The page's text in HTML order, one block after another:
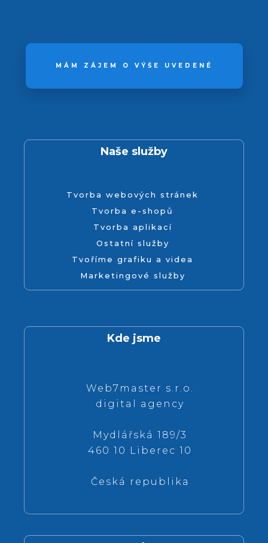
MÁM ZÁJEM O VÝŠE UVEDENÉ
Naše služby
Tvorba webových stránek
Tvorba e-shopů
Tvorba aplikací
Ostatní služby
Tvoříme grafiku a videa
Marketingové služby
Kde jsme
Web7master s.r.o.
digital agency
Mydlářská 189/3
460 10 Liberec 10
Česká republika